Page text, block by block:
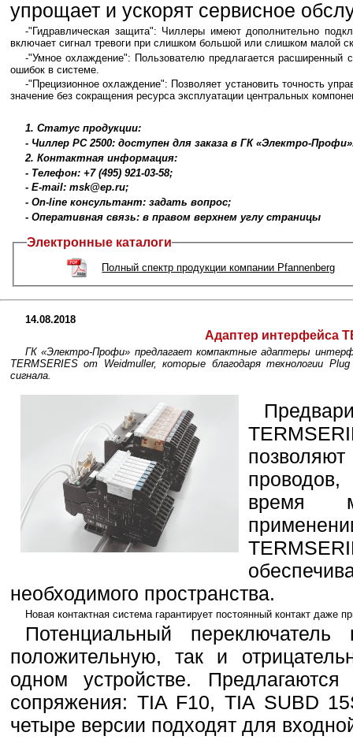
упрощает и ускорят сервисное
-"Гидравлическая защита": Чиллеры имеют дополнительно
включает сигнал тревоги при слишком большой или слишком малой
-"Умное охлаждение": Пользователю предлагается
ошибок в системе.
-"Прецизионное охлаждение": Позволяет установить точность
значение без сокращения ресурса эксплуатации центральных
1. Статус продукции:
- Чиллер PC 2500: доступен для заказа в ГК «Электро-
2. Контактная информация:
- Телефон: +7 (495) 921-03-58;
- E-mail: msk@ep.ru;
- On-line консультант: задать вопрос;
- Оперативная связь: в правом верхнем углу страницы
Электронные каталоги
Полный спектр продукции компании Pfannenberg
14.08.2018
Адаптер интерфейса
ГК «Электро-Профи» предлагает компактные адаптеры
TERMSERIES от Weidmuller, которые благодаря технологии
сигнала.
время
необходимого пространства.
Новая контактная система гарантирует постоянный контакт даже
Потенциальный переключатель
положительную, так и
одном устройстве.
сопряжения: TIA F10, TIA SUBD
четыре версии подходят для